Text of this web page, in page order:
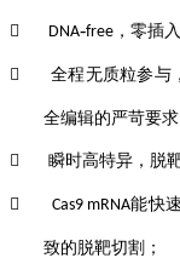
 DNA‑free ，零插
 全程无质粒参与
全编辑的严苛要求
 瞬时高特异，脱
 Cas9 mRNA能快
致的脱靶切割；